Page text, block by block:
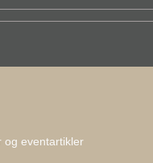
og eventartikler